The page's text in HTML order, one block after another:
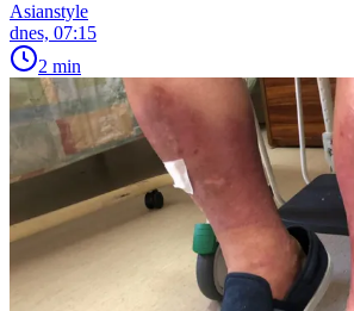
Asianstyle
dnes, 07:15
2 min